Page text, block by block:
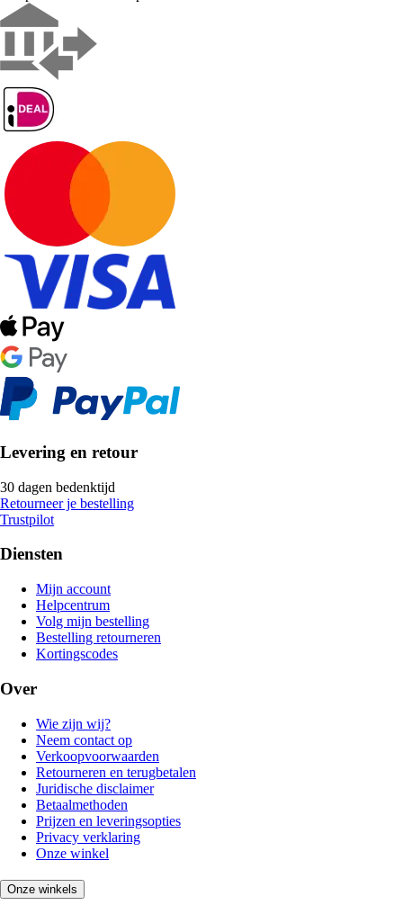
Levering en retour
30 dagen bedenktijd
Retourneer je bestelling
Trustpilot
Diensten
Mijn account
Helpcentrum
Volg mijn bestelling
Bestelling retourneren
Kortingscodes
Over
Wie zijn wij?
Neem contact op
Verkoopvoorwaarden
Retourneren en terugbetalen
Juridische disclaimer
Betaalmethoden
Prijzen en leveringsopties
Privacy verklaring
Onze winkel
Onze winkels